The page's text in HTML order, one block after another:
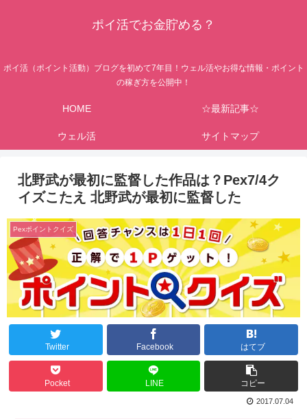
ポイ活でお金貯める？
ポイ活（ポイント活動）ブログを初めて7年目！ウェル活やお得な情報・ポイント
の稼ぎ方を公開中！
HOME ☆最新記事☆
ウェル活 サイトマップ
北野武が最初に監督した作品は？Pex7/4ク
イズこたえ 北野武が最初に監督した
Pexポイントクイズ
Twitter Facebook はてブ
Pocket LINE コピー
2017.07.04